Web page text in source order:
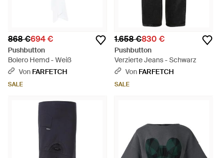
868 €694 €
Pushbutton
Bolero Hemd - Weiß
Von FARFETCH
SALE
1.658 €830 €
Pushbutton
Verzierte Jeans - Schwarz
Von FARFETCH
SALE